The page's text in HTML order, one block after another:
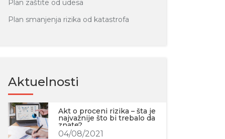
Plan zaštite od udesa
Plan smanjenja rizika od katastrofa
Aktuelnosti
Akt o proceni rizika – šta je
najvažnije što bi trebalo da
znate?
04/08/2021